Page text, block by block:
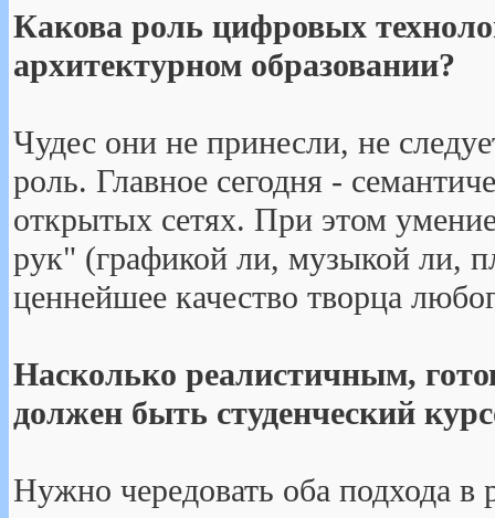
Какова роль цифровых
архитектурном образовании?
Чудес они не принесли, не
роль. Главное сегодня -
открытых сетях. При этом
рук" (графикой ли, музыкой ли,
ценнейшее качество творца
Насколько реалистичным,
должен быть студенческий
Нужно чередовать оба подхода в